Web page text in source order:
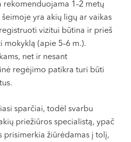
1–2 metų
yra akių ligų ar vaikas
vizitui būtina ir prieš
(apie 5–6 m.).
net ir nesant
regėjimo patikra turi būti
sparčiai, todėl svarbu
priežiūros specialistą, ypač
prisimerkia žiūrėdamas į tolį,